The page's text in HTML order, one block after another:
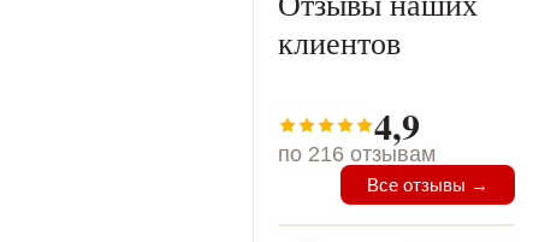
клиентов
4,9
по 216 отзывам
Все отзывы →